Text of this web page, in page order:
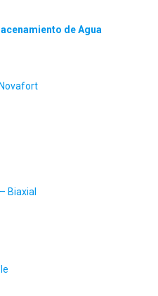
de Agua
Biaxial